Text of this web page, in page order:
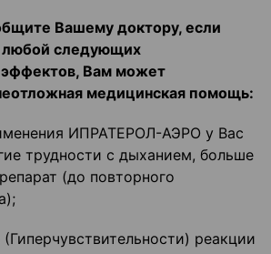
Вашему доктору, если
любой следующих
Вам может
медицинская помощь:
ИПРАТЕРОЛ-АЭРО у Вас
трудности с дыханием, больше
(до повторного
реакции